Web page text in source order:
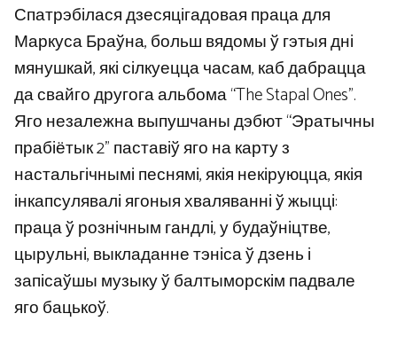
Спатрэбілася дзесяцігадовая праца для
Маркуса Браўна, больш вядомы ў гэтыя дні
мянушкай, які сілкуецца часам, каб дабрацца
да свайго другога альбома “The Stapal Ones”.
Яго незалежна выпушчаны дэбют “Эратычны
прабіётык 2” паставіў яго на карту з
настальгічнымі песнямі, якія некіруюцца, якія
інкапсулявалі ягоныя хваляванні ў жыцці:
праца ў рознічным гандлі, у будаўніцтве,
цырульні, выкладанне тэніса ў дзень і
запісаўшы музыку ў балтыморскім падвале
яго бацькоў.